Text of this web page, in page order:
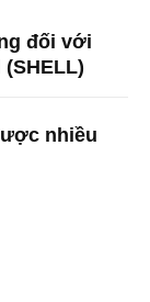
đối với
nhiều